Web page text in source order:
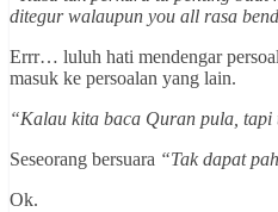
ditegur walaupun you all rasa
Errr… luluh hati mendengar
masuk ke persoalan yang lain.
“Kalau kita baca Quran pula, tapi
Seseorang bersuara “Tak dapat
Ok.